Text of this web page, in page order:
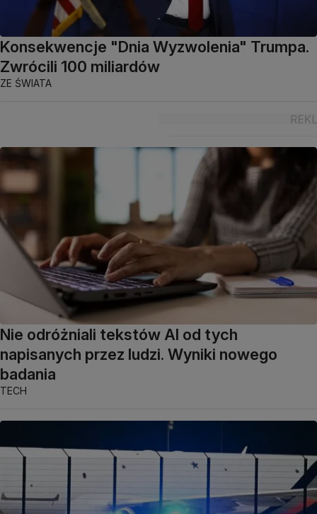
Konsekwencje "Dnia Wyzwolenia" Trumpa.
Zwrócili 100 miliardów
ZE ŚWIATA
Nie odróżniali tekstów AI od tych
napisanych przez ludzi. Wyniki nowego
badania
TECH